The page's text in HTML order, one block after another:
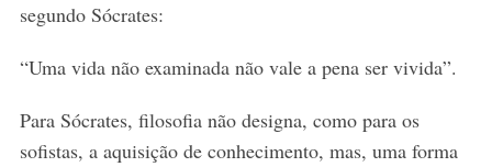
segundo Sócrates:
“Uma vida não examinada não vale a pena ser vivida”.
Para Sócrates, filosofia não designa, como para os
sofistas, a aquisição de conhecimento, mas, uma forma